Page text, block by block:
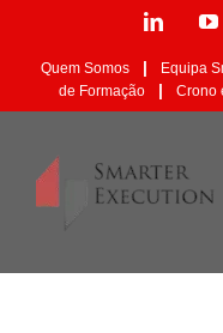
content
LinkedIn
Quem Somos | Equipa
de Formação
| Crono